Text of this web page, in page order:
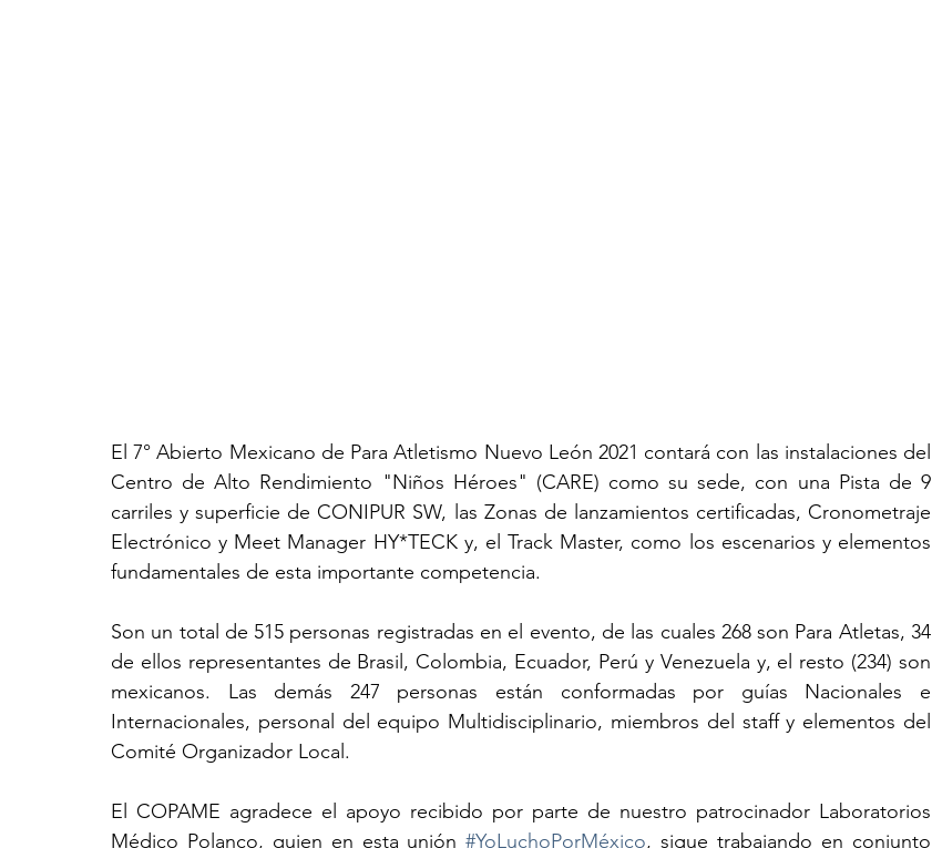
El 7° Abierto Mexicano de Para Atletismo Nuevo León 2021 contará con las instalaciones del
Centro de Alto Rendimiento "Niños Héroes" (CARE) como su sede, con una Pista de 9
carriles y superficie de CONIPUR SW, las Zonas de lanzamientos certificadas, Cronometraje
Electrónico y Meet Manager HY*TECK y, el Track Master, como los escenarios y elementos
fundamentales de esta importante competencia.
Son un total de 515 personas registradas en el evento, de las cuales 268 son Para Atletas, 34
de ellos representantes de Brasil, Colombia, Ecuador, Perú y Venezuela y, el resto (234) son
mexicanos. Las demás 247 personas están conformadas por guías Nacionales e
Internacionales, personal del equipo Multidisciplinario, miembros del staff y elementos del
Comité Organizador Local.
El COPAME agradece el apoyo recibido por parte de nuestro patrocinador Laboratorios
Médico Polanco, quien en esta unión #YoLuchoPorMéxico, sigue trabajando en conjunto